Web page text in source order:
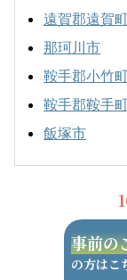
遠賀郡遠賀
那珂川市
鞍手郡小竹
鞍手郡鞍手
飯塚市
事前の
の方はこ